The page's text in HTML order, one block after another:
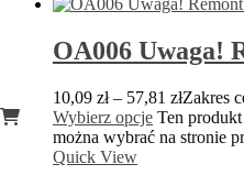
OA006 Uwaga!
10,09 zł – 57,81 złZakres
Wybierz opcje Ten
można wybrać na stronie
Quick View